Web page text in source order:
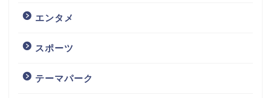
エンタメ
スポーツ
テーマパーク